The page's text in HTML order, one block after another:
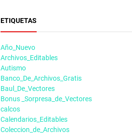
ETIQUETAS
Año_Nuevo
Archivos_Editables
Autismo
Banco_De_Archivos_Gratis
Baul_De_Vectores
Bonus _Sorpresa_de_Vectores
calcos
Calendarios_Editables
Coleccion_de_Archivos